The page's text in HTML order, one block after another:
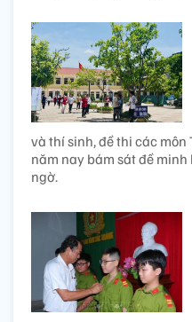
và thí sinh, đề thi các môn
năm nay bám sát đề
ngờ.